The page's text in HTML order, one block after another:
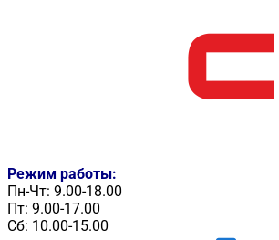
Режим работы:
Пн-Чт: 9.00-18.00
Пт: 9.00-17.00
Сб: 10.00-15.00